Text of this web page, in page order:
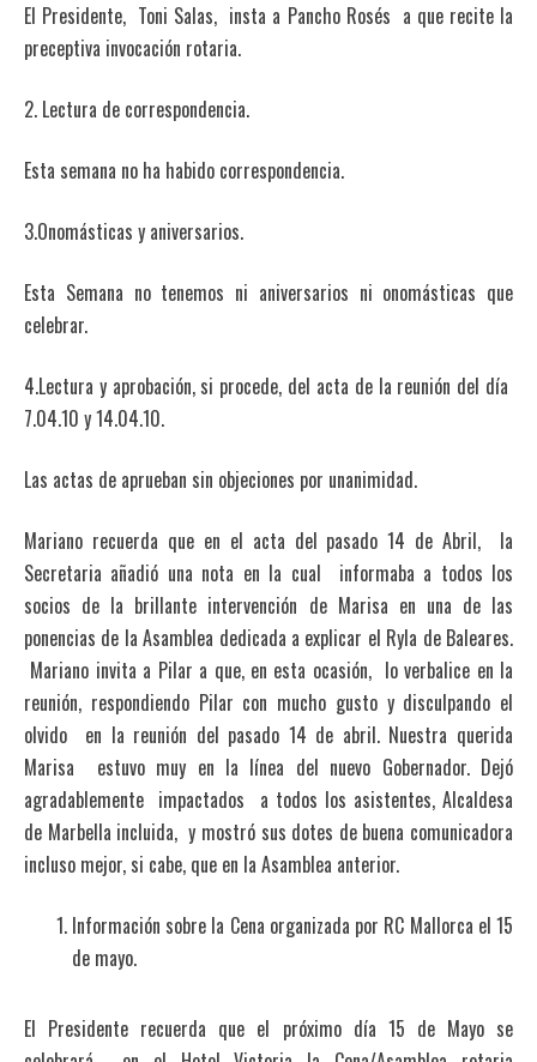
El Presidente, Toni Salas, insta a Pancho Rosés a que recite la
preceptiva invocación rotaria.
2. Lectura de correspondencia.
Esta semana no ha habido correspondencia.
3.Onomásticas y aniversarios.
Esta Semana no tenemos ni aniversarios ni onomásticas que
celebrar.
4.Lectura y aprobación, si procede, del acta de la reunión del día
7.04.10 y 14.04.10.
Las actas de aprueban sin objeciones por unanimidad.
Mariano recuerda que en el acta del pasado 14 de Abril, la
Secretaria añadió una nota en la cual informaba a todos los
socios de la brillante intervención de Marisa en una de las
ponencias de la Asamblea dedicada a explicar el Ryla de Baleares.
Mariano invita a Pilar a que, en esta ocasión, lo verbalice en la
reunión, respondiendo Pilar con mucho gusto y disculpando el
olvido en la reunión del pasado 14 de abril. Nuestra querida
Marisa estuvo muy en la línea del nuevo Gobernador. Dejó
agradablemente impactados a todos los asistentes, Alcaldesa
de Marbella incluida, y mostró sus dotes de buena comunicadora
incluso mejor, si cabe, que en la Asamblea anterior.
Información sobre la Cena organizada por RC Mallorca el 15
de mayo.
El Presidente recuerda que el próximo día 15 de Mayo se